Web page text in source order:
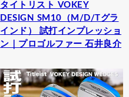
タイトリスト VOKEY
DESIGN SM10（M/D/Tグラ
インド） 試打インプレッショ
ン｜プロゴルファー 石井良介